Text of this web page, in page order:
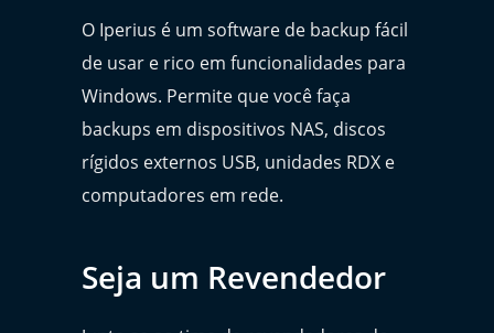
O Iperius é um software de backup fácil
de usar e rico em funcionalidades para
Windows. Permite que você faça
backups em dispositivos NAS, discos
rígidos externos USB, unidades RDX e
computadores em rede.
Seja um Revendedor